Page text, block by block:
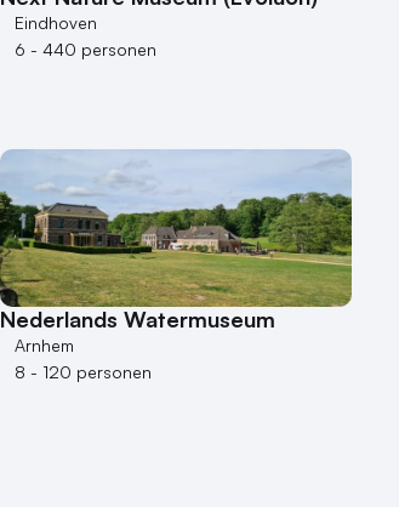
Eindhoven
6 - 440 personen
Nederlands Watermuseum
Arnhem
8 - 120 personen